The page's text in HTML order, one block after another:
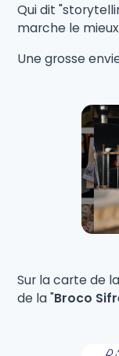
Qui dit
marche le
Une grosse
Sur la carte de
de la "Broco